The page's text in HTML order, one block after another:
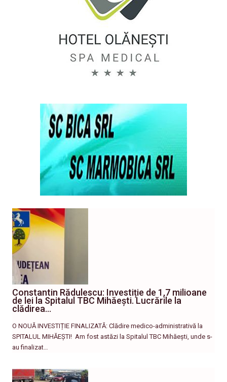
Constantin Rădulescu: Investiție de 1,7 milioane
de lei la Spitalul TBC Mihăești. Lucrările la
clădirea…
O NOUĂ INVESTIȚIE FINALIZATĂ: Clădire medico-administrativă la
SPITALUL MIHĂEȘTI! ​ Am fost astăzi la Spitalul TBC Mihăești, unde s-
au finalizat…